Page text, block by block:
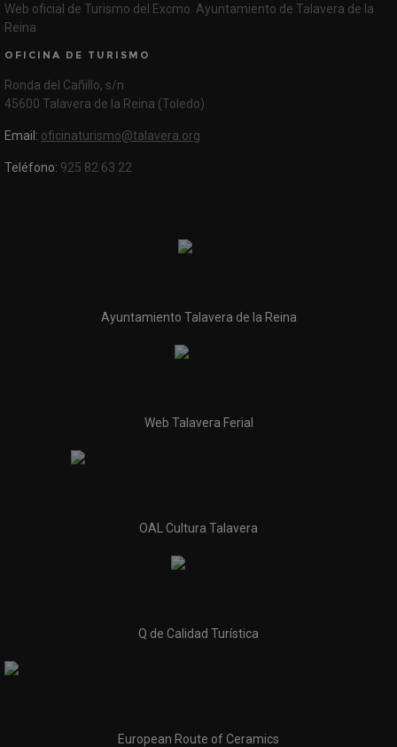
Web oficial de Turismo del Excmo. Ayuntamiento de Talavera de la
Reina
OFICINA DE TURISMO
Ronda del Cañillo, s/n
45600 Talavera de la Reina (Toledo)
Email: oficinaturismo@talavera.org
Teléfono: 925 82 63 22
Ayuntamiento Talavera de la Reina
Web Talavera Ferial
OAL Cultura Talavera
Q de Calidad Turística
European Route of Ceramics